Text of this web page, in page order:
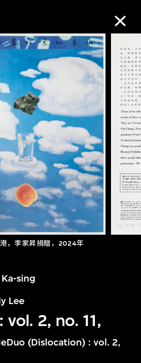
，李家昇捐贈，2024年
Ka-sing
Lee
2, no. 11,
(Dislocation) : vol. 2,
藏品
搜索
二十及二十一世纪视觉